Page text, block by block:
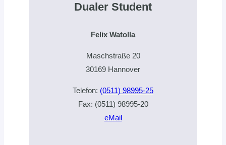
Dualer Student
Felix Watolla
Maschstraße 20
30169 Hannover
Telefon: (0511) 98995-25
Fax: (0511) 98995-20
eMail